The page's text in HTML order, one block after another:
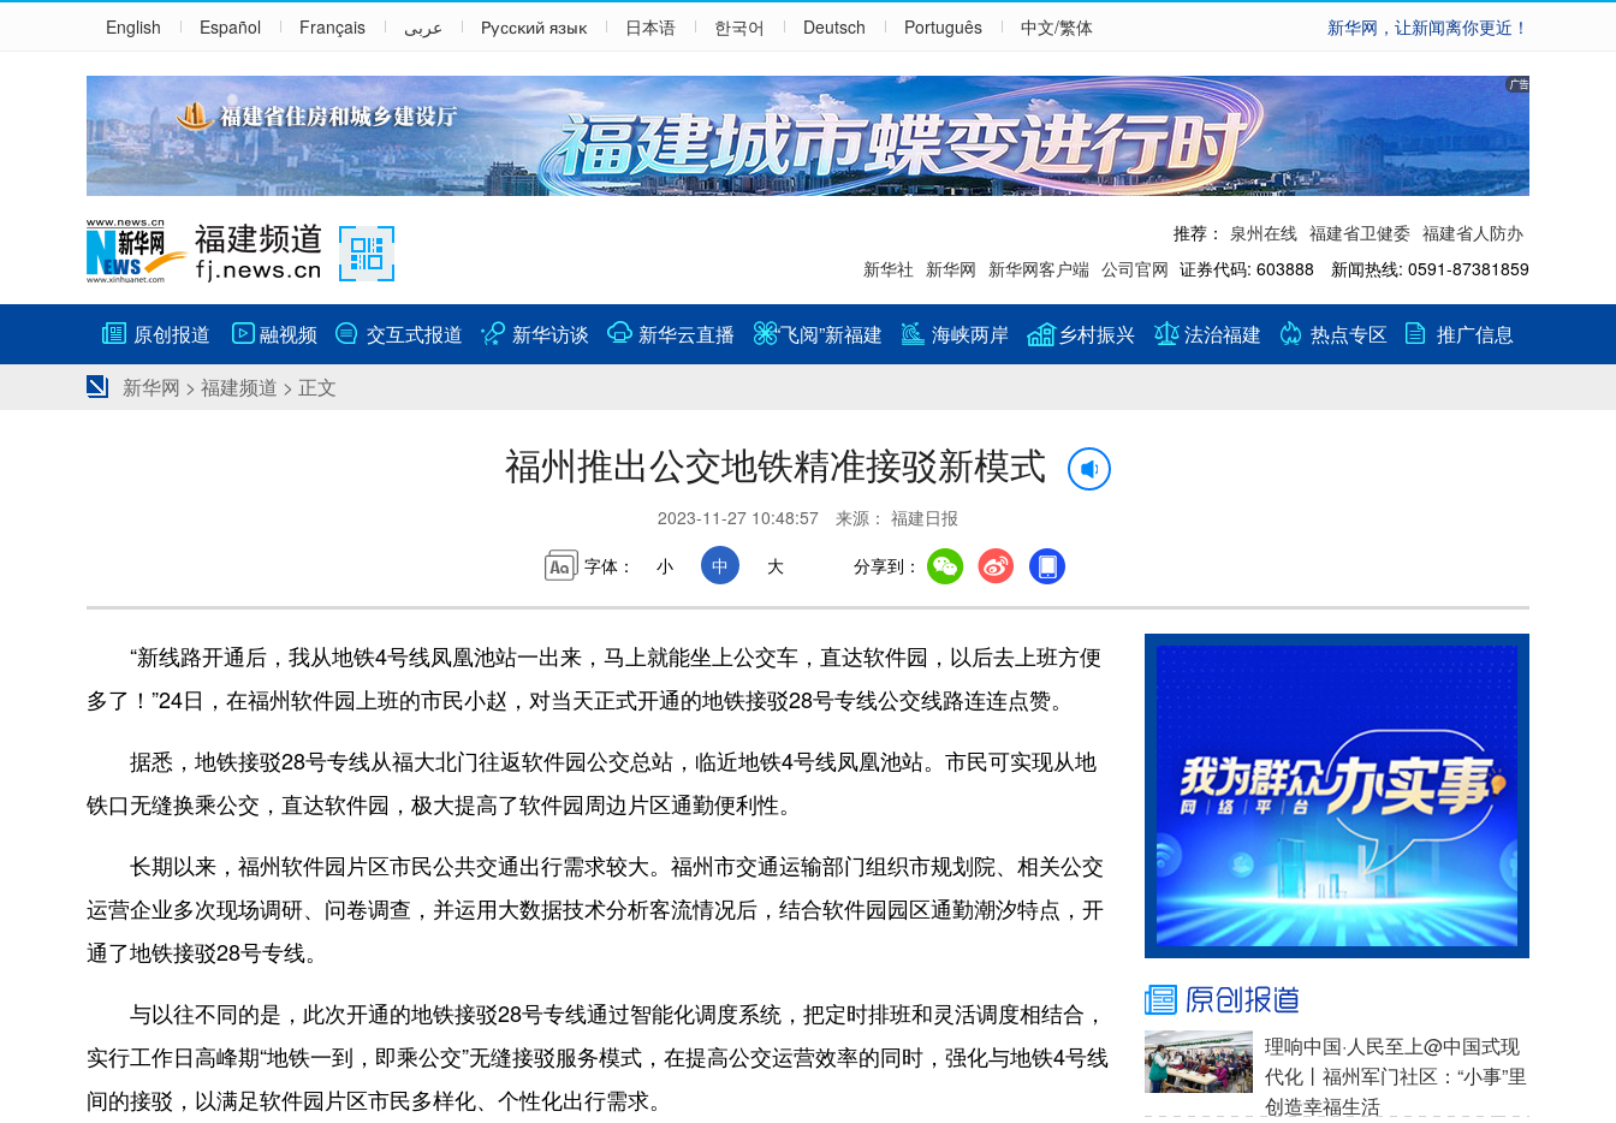
English Español Français عربى Русский язык 日本语 한국어 Deutsch Português 中文/繁体 新华网，让新闻离你更近！
推荐： 泉州在线 福建省卫健委 福建省人防办
新华社 新华网 新华网客户端 公司官网 证券代码: 603888 新闻热线: 0591-87381859
原创报道 融视频 交互式报道 新华访谈 新华云直播 “飞阅”新福建 海峡两岸 乡村振兴 法治福建 热点专区
推广信息
新华网 > 福建频道 > 正文
福州推出公交地铁精准接驳新模式
2023-11-27 10:48:57 来源： 福建日报
字体：
小 中 大 分享到：
“新线路开通后，我从地铁4号线凤凰池站一出来，马上就能坐上公交车，直达软件园，以后去上班方便
多了！”24日，在福州软件园上班的市民小赵，对当天正式开通的地铁接驳28号专线公交线路连连点赞。
据悉，地铁接驳28号专线从福大北门往返软件园公交总站，临近地铁4号线凤凰池站。市民可实现从地
铁口无缝换乘公交，直达软件园，极大提高了软件园周边片区通勤便利性。
长期以来，福州软件园片区市民公共交通出行需求较大。福州市交通运输部门组织市规划院、相关公交
运营企业多次现场调研、问卷调查，并运用大数据技术分析客流情况后，结合软件园园区通勤潮汐特点，开
通了地铁接驳28号专线。
与以往不同的是，此次开通的地铁接驳28号专线通过智能化调度系统，把定时排班和灵活调度相结合，
实行工作日高峰期“地铁一到，即乘公交”无缝接驳服务模式，在提高公交运营效率的同时，强化与地铁4号线
间的接驳，以满足软件园片区市民多样化、个性化出行需求。
理响中国·人民至上@中国式现
代化丨福州军门社区：“小事”里
创造幸福生活